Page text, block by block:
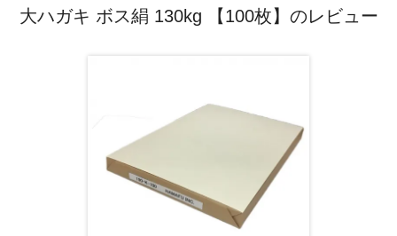
大ハガキ ボス絹 130kg 【100枚】のレビュー